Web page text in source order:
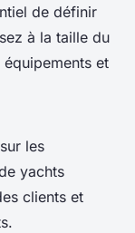
de définir
à la taille du
et
les
yachts
clients et